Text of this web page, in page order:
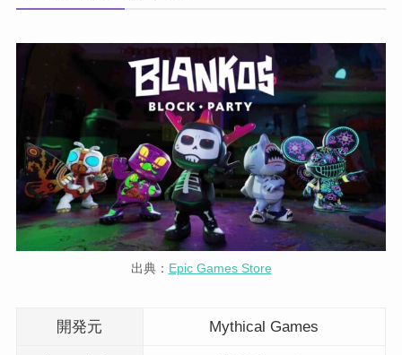
出典： Epic Games Store
開発元 Mythical Games